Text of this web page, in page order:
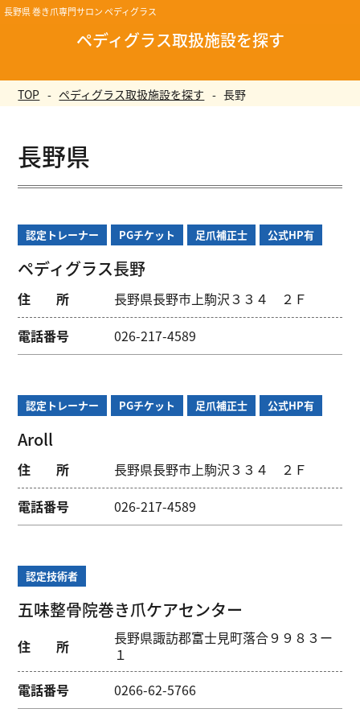
長野県 巻き爪専門サロン ペディグラス
ペディグラス取扱施設を探す
TOP ペディグラス取扱施設を探す 長野
長野県
認定トレーナー PGチケット 足爪補正士 公式HP有
ペディグラス長野
住 所
長野県長野市上駒沢３３４ ２Ｆ
電話番号
026-217-4589
認定トレーナー PGチケット 足爪補正士 公式HP有
Aroll
住 所
長野県長野市上駒沢３３４ ２Ｆ
電話番号
026-217-4589
認定技術者
五味整骨院巻き爪ケアセンター
住 所
長野県諏訪郡富士見町落合９９８３ー
１
電話番号
0266-62-5766